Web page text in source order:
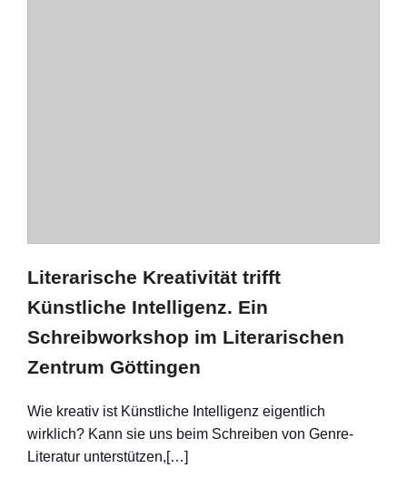
Literarische Kreativität trifft
Künstliche Intelligenz. Ein
Schreibworkshop im Literarischen
Zentrum Göttingen
Wie kreativ ist Künstliche Intelligenz eigentlich
wirklich? Kann sie uns beim Schreiben von Genre-
Literatur unterstützen,[…]